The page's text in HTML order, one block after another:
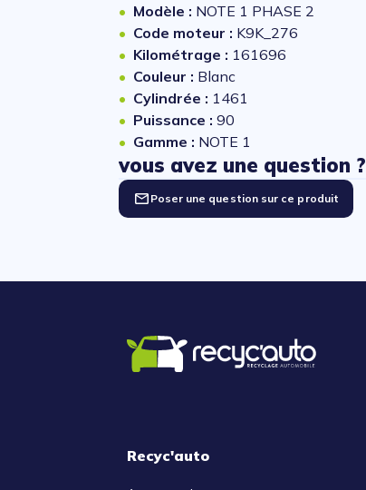
Modèle : NOTE 1 PHASE 2
Code moteur : K9K_276
Kilométrage : 161696
Couleur : Blanc
Cylindrée : 1461
Puissance : 90
Gamme : NOTE 1
vous avez une question ?
Poser une question sur ce produit
Recyc'auto